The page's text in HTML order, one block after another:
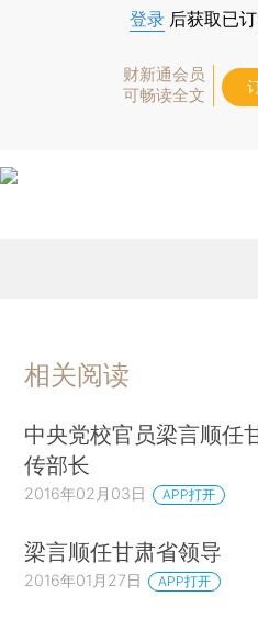
登录 后获取已
财新通会员
可畅读全文
相关阅读
中央党校官员梁言顺任
传部长
2016年02月03日 APP打开
梁言顺任甘肃省领导
2016年01月27日 APP打开